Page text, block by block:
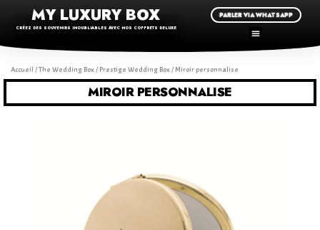
MY LUXURY BOX
CRÉEZ DES SOUVENIRS INOUBLIABLES AVEC NOS COFFRETS DELUXE
PARLER VIA WHATSAPP
Accueil /The Wedding Box/ Prestige Wedding Box/ Miroir personnalise
MIROIR PERSONNALISE